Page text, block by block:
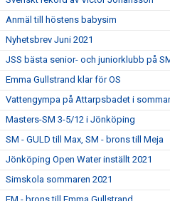
Anmäl till höstens babysim
Nyhetsbrev Juni 2021
JSS bästa senior- och juniorklubb på
Emma Gullstrand klar för OS
Vattengympa på Attarpsbadet i sommar
Masters-SM 3-5/12 i Jönköping
SM - GULD till Max, SM - brons till Meja
Jönköping Open Water inställt 2021
Simskola sommaren 2021